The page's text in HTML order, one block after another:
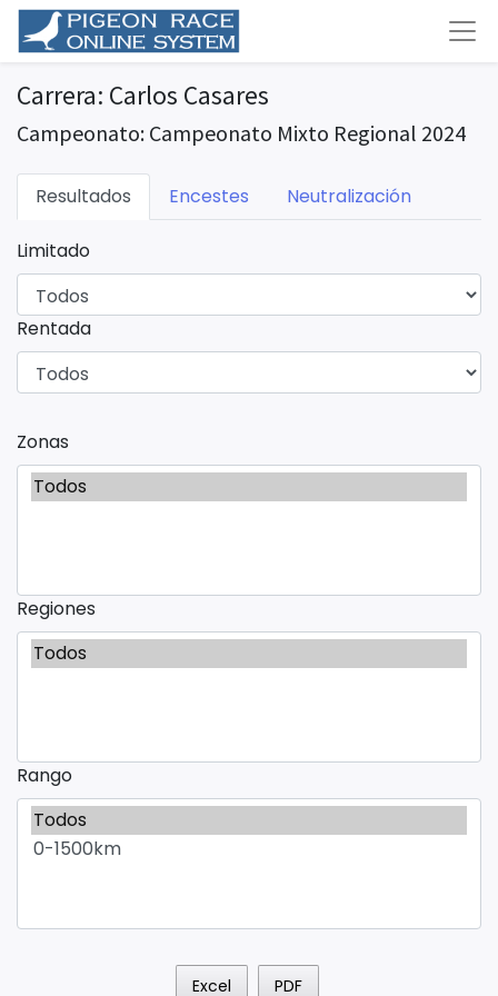
Carrera: Carlos Casares
Campeonato: Campeonato Mixto Regional 2024
Resultados Encestes Neutralización
Limitado
Rentada
Zonas
Regiones
Rango
Excel PDF